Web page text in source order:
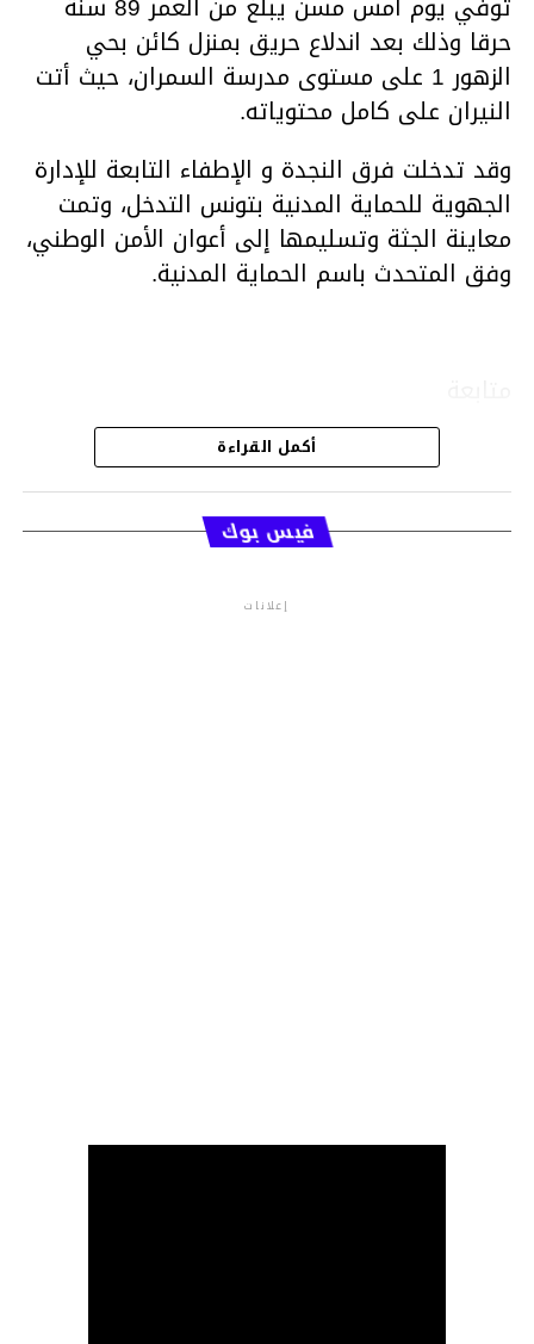
حرقا وذلك بعد اندلاع حريق بمنزل كائن بحي
الزهور 1 على مستوى مدرسة السمران، حيث أتت
النيران على كامل محتوياته.
وقد تدخلت فرق النجدة و الإطفاء التابعة للإدارة
الجهوية للحماية المدنية بتونس التدخل، وتمت
معاينة الجثة وتسليمها إلى أعوان الأمن الوطني،
وفق المتحدث باسم الحماية المدنية.
قسم الاخبار
أكمل القراءة
فيس بوك
إعلانات